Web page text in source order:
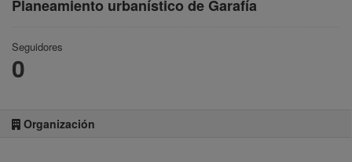
Planeamiento urbanístico de Garafía
Seguidores
0
Organización